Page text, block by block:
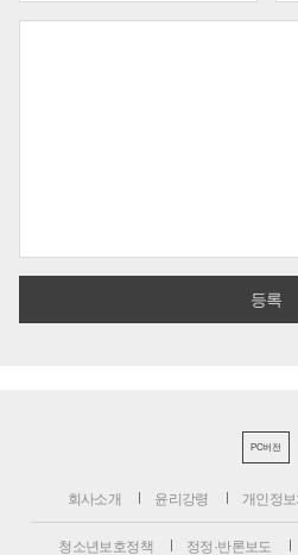
PC버전
회사소개 윤리강령 개인정
청소년보호정책 정정·반론보도